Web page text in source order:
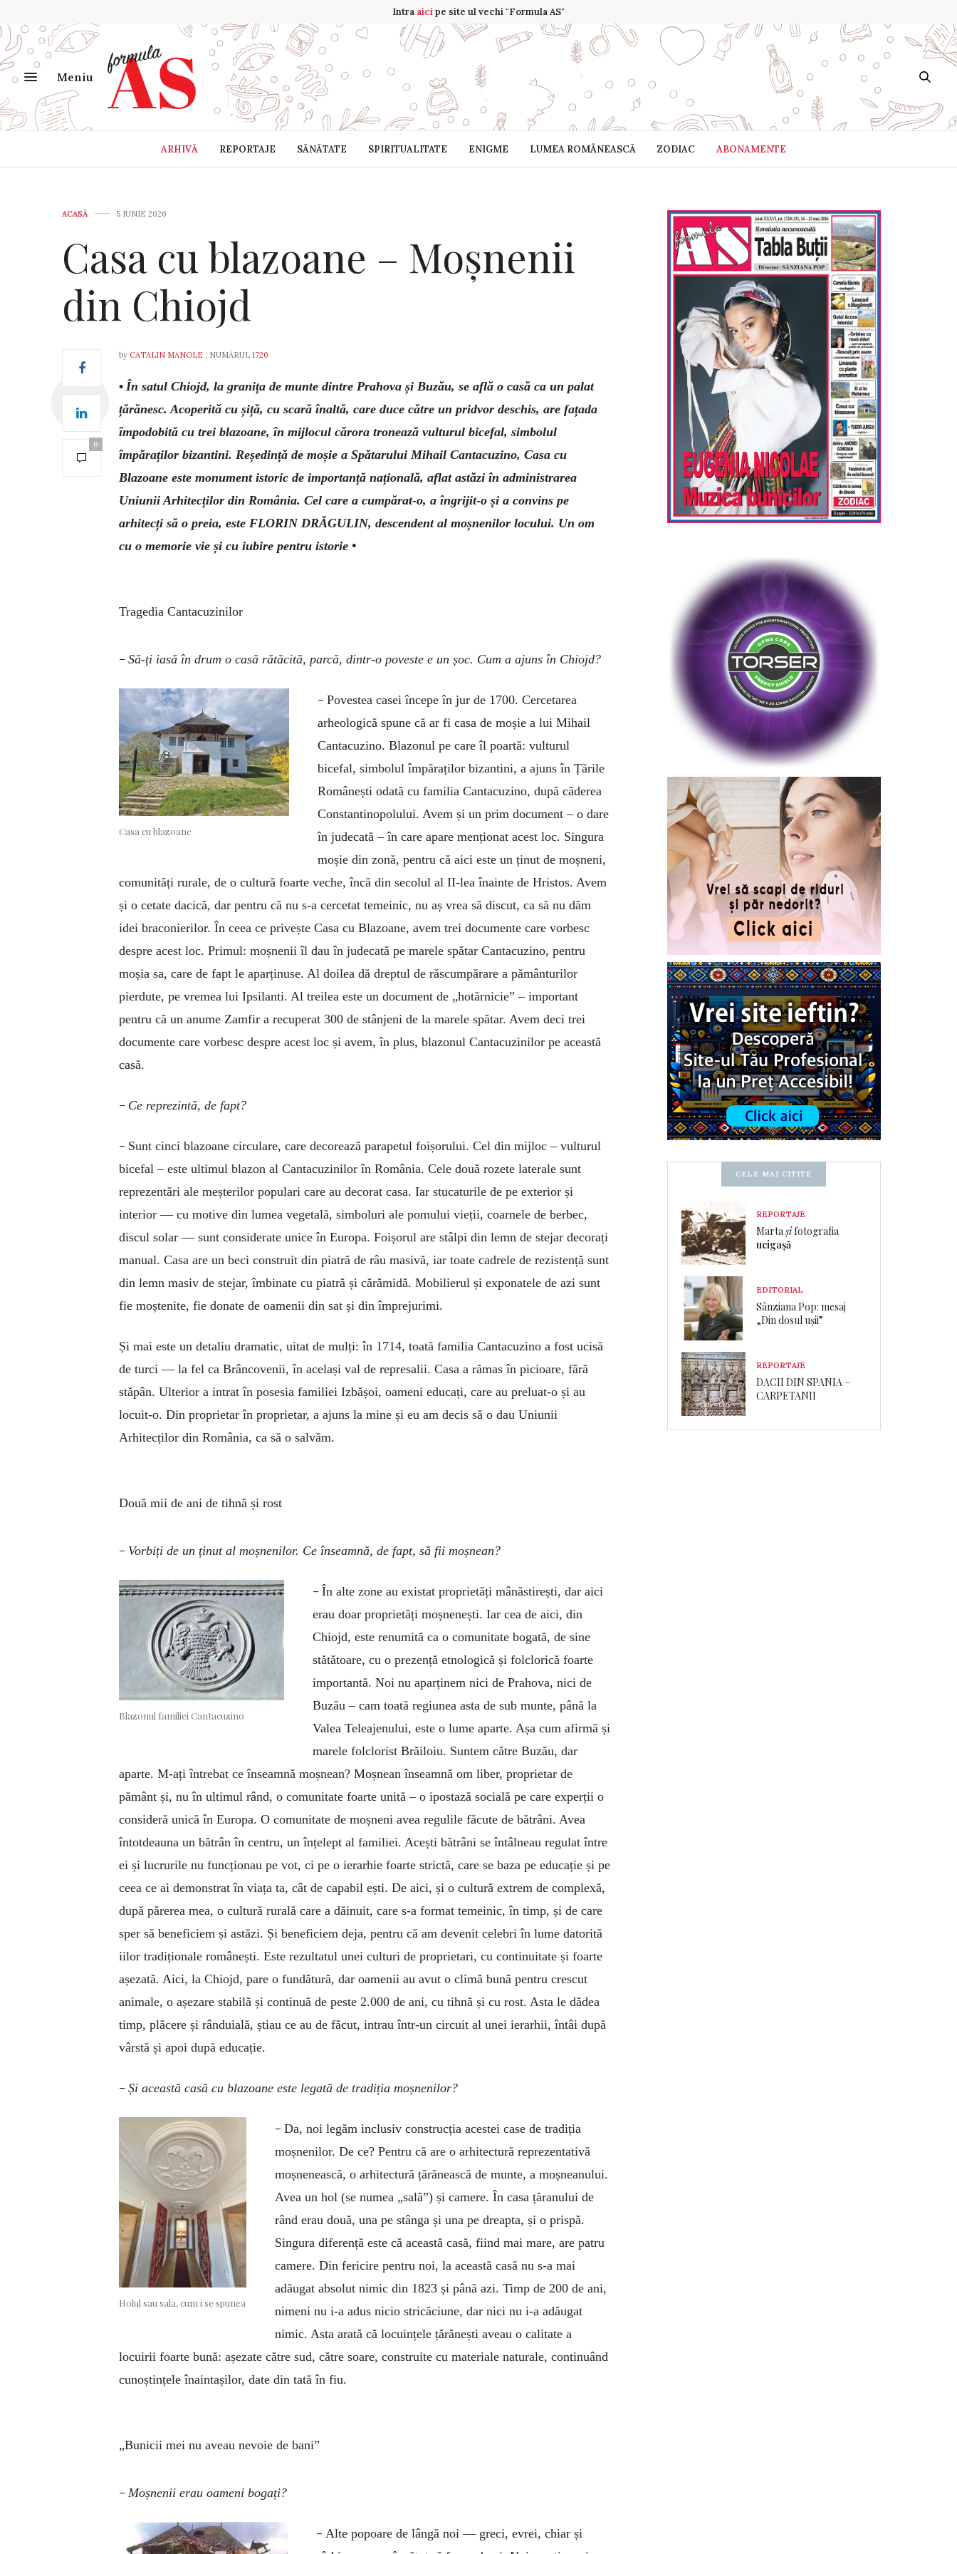
Intra aicipe site ul vechi "Formula AS"
Meniu
ARHIVĂ REPORTAJE SĂNĂTATE SPIRITUALITATE ENIGME LUMEA ROMÂNEASCĂ ZODIAC ABONAMENTE
ACASĂ 5 IUNIE 2026
Casa cu blazoane – Moșnenii
din Chiojd
0
by CATALIN MANOLE , NUMĂRUL 1720
• În satul Chiojd, la granița de munte dintre Prahova și Buzău, se află o casă ca un palat
țărănesc. Acoperită cu șiță, cu scară înaltă, care duce către un pridvor deschis, are fațada
împodobită cu trei blazoane, în mijlocul cărora tronează vulturul bicefal, simbolul
împăraților bizantini. Reședință de moșie a Spătarului Mihail Cantacuzino, Casa cu
Blazoane este monument istoric de importanță națională, aflat astăzi în admi­nistrarea
Uniunii Arhitecților din România. Cel care a cumpărat-o, a îngrijit-o și a convins pe
arhitecți să o preia, este FLORIN DRĂGULIN, descendent al moșnenilor locului. Un om
cu o memorie vie și cu iubire pentru istorie •
Tragedia Cantacuzinilor
– Să-ți iasă în drum o casă rătăcită, parcă, dintr-o poveste e un șoc. Cum a ajuns în Chiojd?
Casa cu blazoane
– Povestea casei începe în jur de 1700. Cercetarea
arheologică spune că ar fi casa de moșie a lui Mihail
Cantacuzino. Blazonul pe care îl poartă: vulturul
bicefal, simbolul împăraților bizantini, a ajuns în Țările
Românești odată cu familia Cantacuzino, după căderea
Constantinopolului. Avem și un prim document – o dare
în judecată – în care apare menționat acest loc. Singura
moșie din zonă, pentru că aici este un ținut de moșneni,
comunități rurale, de o cultură foarte veche, încă din secolul al II-lea înainte de Hristos. Avem
și o cetate dacică, dar pentru că nu s-a cercetat temeinic, nu aș vrea să discut, ca să nu dăm
idei braconierilor. În ceea ce privește Casa cu Blazoane, avem trei documente care vorbesc
despre acest loc. Primul: moșnenii îl dau în judecată pe marele spătar Cantacuzino, pentru
moșia sa, care de fapt le aparținuse. Al doilea dă dreptul de răscumpărare a pământurilor
pierdute, pe vremea lui Ipsilanti. Al treilea este un document de „hotărnicie” – important
pentru că un anume Zamfir a recuperat 300 de stânjeni de la marele spătar. Avem deci trei
documente care vorbesc despre acest loc și avem, în plus, blazonul Cantacuzinilor pe această
casă.
– Ce reprezintă, de fapt?
– Sunt cinci blazoane circulare, care decorează parapetul foișorului. Cel din mijloc – vulturul
bicefal – este ultimul blazon al Cantacuzinilor în România. Cele două rozete laterale sunt
reprezentări ale meșterilor populari care au decorat casa. Iar stucaturile de pe exterior și
interior — cu motive din lumea vegetală, simboluri ale pomului vieții, coarnele de berbec,
discul solar — sunt considerate unice în Europa. Foișorul are stâlpi din lemn de stejar decorați
manual. Casa are un beci construit din piatră de râu masivă, iar toate cadrele de rezistență sunt
din lemn masiv de stejar, îmbinate cu piatră și cărămidă. Mobilierul și exponatele de azi sunt
fie moștenite, fie donate de oamenii din sat și din împrejurimi.
Și mai este un detaliu dramatic, uitat de mulți: în 1714, toată familia Cantacuzino a fost ucisă
de turci — la fel ca Brâncovenii, în același val de represalii. Casa a rămas în picioare, fără
stăpân. Ulterior a intrat în posesia familiei Izbășoi, oameni educați, care au preluat-o și au
locuit-o. Din proprietar în proprietar, a ajuns la mine și eu am decis să o dau Uniunii
Arhitecților din România, ca să o salvăm.
Două mii de ani de tihnă și rost
– Vorbiți de un ținut al moșnenilor. Ce înseamnă, de fapt, să fii moșnean?
Blazonul familiei Cantacuzino
– În alte zone au existat proprietăți mânăstirești, dar aici
erau doar proprietăți moșnenești. Iar cea de aici, din
Chiojd, este renumită ca o comunitate bogată, de sine
stătătoare, cu o prezență etnologică și folclorică foarte
importantă. Noi nu aparținem nici de Prahova, nici de
Buzău – cam toată regiunea asta de sub munte, până la
Valea Teleajenului, este o lume aparte. Așa cum afirmă și
marele folclorist Bră­i­loiu. Suntem către Buzău, dar
aparte. M-ați întrebat ce înseamnă moșnean? Moșnean în­seamnă om liber, proprietar de
pământ și, nu în ultimul rând, o comunitate foarte unită – o ipostază socială pe care experții o
consideră unică în Europa. O comunitate de moș­neni avea regulile făcute de bătrâni. Avea
întotdeauna un bătrân în centru, un înțelept al familiei. Acești bătrâni se întâlneau regulat între
ei și lucrurile nu funcționau pe vot, ci pe o ierarhie foarte strictă, care se baza pe educație și pe
ceea ce ai demonstrat în viața ta, cât de capabil ești. De aici, și o cultură extrem de com­plexă,
după părerea mea, o cultură rurală care a dăinuit, care s-a format temeinic, în timp, și de care
sper să beneficiem și astăzi. Și beneficiem deja, pentru că am devenit celebri în lume datorită
iilor tradiționale românești. Este rezultatul unei culturi de proprietari, cu continuitate și foarte
așezată. Aici, la Chiojd, pare o fundătură, dar oamenii au avut o climă bună pentru crescut
animale, o așezare stabilă și continuă de peste 2.000 de ani, cu tihnă și cu rost. Asta le dădea
timp, plăcere și rânduială, știau ce au de făcut, intrau într-un circuit al unei ierarhii, întâi după
vârstă și apoi după educație.
– Și această casă cu blazoane este legată de tradiția moșnenilor?
Holul sau sala, cum i se spunea
– Da, noi legăm inclusiv construcția acestei case de tradiția
moșnenilor. De ce? Pentru că are o arhitectură reprezentativă
moșnenească, o arhitectură țărănească de munte, a moșneanului.
Avea un hol (se numea „sală”) și camere. În casa țăranului de
rând erau două, una pe stânga și una pe dreapta, și o prispă.
Singura diferență este că această casă, fiind mai mare, are patru
camere. Din fericire pentru noi, la această casă nu s-a mai
adăugat absolut nimic din 1823 și până azi. Timp de 200 de ani,
nimeni nu i-a adus nicio stricăciune, dar nici nu i-a adăugat
nimic. Asta arată că locuințele țărănești aveau o calitate a
locuirii foarte bună: așezate către sud, către soare, construite cu materiale naturale, continuând
cunoștințele înaintașilor, date din tată în fiu.
„Bunicii mei nu aveau nevoie de bani”
– Moșnenii erau oameni bogați?
– Alte popoare de lângă noi — greci, evrei, chiar și
CELE MAI CITITE
REPORTAJE
Martașifotografia
ucigașă
EDITORIAL
Sânziana Pop: mesaj
„Din dosul ușii”
REPORTAJE
DACII DIN SPANIA –
CARPETANII